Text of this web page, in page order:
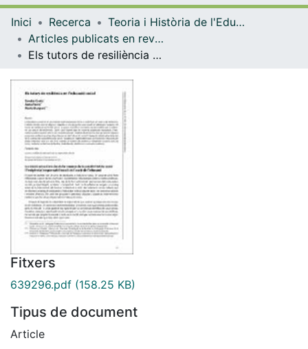
Navega per tot el DD
Inici Recerca
Teoria i Història de l'Educació
Articles publicats en revistes (Teoria i Història de l'Educació)
Els tutors de resiliència en l'educació social
Fitxers
639296.pdf (158.25 KB)
Tipus de document
Article